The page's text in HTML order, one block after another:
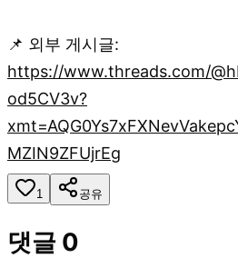
📌 외부 게시글:
https://www.threads.com/
od5CV3v?
MZIN9ZFUjrEg
1 공유
댓글 0